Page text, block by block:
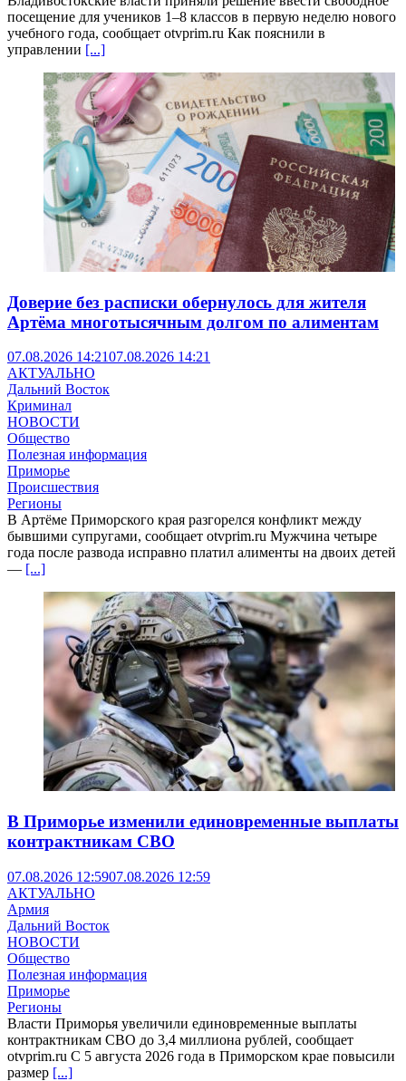
посещение для учеников 1–8 классов в первую неделю нового
учебного года, сообщает otvprim.ru Как пояснили в
управлении [...]
Доверие без расписки обернулось для жителя
Артёма многотысячным долгом по алиментам
07.08.2026 14:2107.08.2026 14:21
АКТУАЛЬНО
Дальний Восток
Криминал
НОВОСТИ
Общество
Полезная информация
Приморье
Происшествия
Регионы
В Артёме Приморского края разгорелся конфликт между
бывшими супругами, сообщает otvprim.ru Мужчина четыре
года после развода исправно платил алименты на двоих детей
— [...]
В Приморье изменили единовременные выплаты
контрактникам СВО
07.08.2026 12:5907.08.2026 12:59
АКТУАЛЬНО
Армия
Дальний Восток
НОВОСТИ
Общество
Полезная информация
Приморье
Регионы
Власти Приморья увеличили единовременные выплаты
контрактникам СВО до 3,4 миллиона рублей, сообщает
otvprim.ru С 5 августа 2026 года в Приморском крае повысили
размер [...]